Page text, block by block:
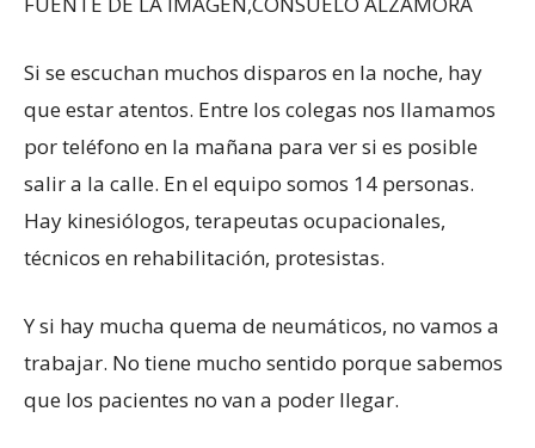
Si se escuchan muchos disparos en la noche, hay
que estar atentos. Entre los colegas nos llamamos
por teléfono en la mañana para ver si es posible
salir a la calle. En el equipo somos 14 personas.
Hay kinesiólogos, terapeutas ocupacionales,
técnicos en rehabilitación, protesistas.
Y si hay mucha quema de neumáticos, no vamos a
trabajar. No tiene mucho sentido porque sabemos
que los pacientes no van a poder llegar.